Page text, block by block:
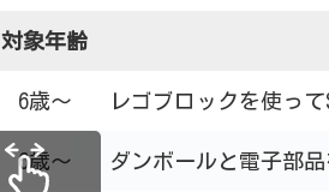
対象年齢
6歳～ レゴブロックを使って
6歳～ ダンボールと電子部